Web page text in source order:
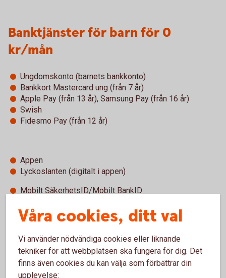
Banktjänster för barn för 0
kr/mån
Ungdomskonto (barnets bankkonto)
Bankkort Mastercard ung (från 7 år)
Apple Pay (från 13 år), Samsung Pay (från 16 år)
Swish
Fidesmo Pay (från 12 år)
Appen
Lyckoslanten (digitalt i appen)
Mobilt SäkerhetsID/Mobilt BankID
Kundcenter självbetjäning
Betala med mobil, wearables eller
Våra cookies, ditt val
Vi använder nödvändiga cookies eller liknande
tekniker för att webbplatsen ska fungera för dig. Det
finns även cookies du kan välja som förbättrar din
upplevelse: